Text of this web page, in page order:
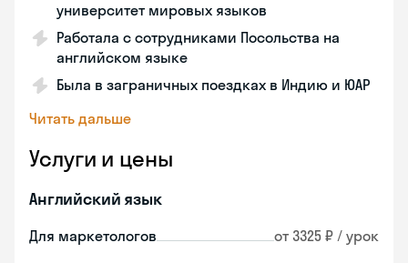
университет мировых языков
Работала с сотрудниками Посольства на
английском языке
Была в заграничных поездках в Индию и ЮАР
Читать дальше
Услуги и цены
Английский язык
Для маркетологов от 3325 ₽ / урок